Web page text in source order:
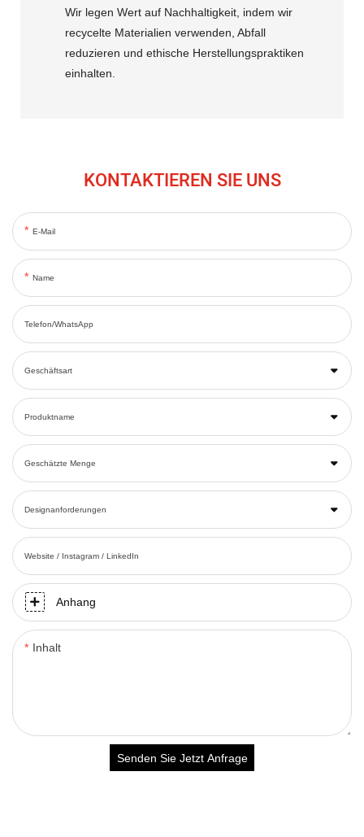
Wir legen Wert auf Nachhaltigkeit, indem wir
recycelte Materialien verwenden, Abfall
reduzieren und ethische Herstellungspraktiken
einhalten.
KONTAKTIEREN SIE UNS
E-Mail
Name
Telefon/WhatsApp
Geschäftsart
Produktname
Geschätzte Menge
Designanforderungen
Website / Instagram / LinkedIn
Anhang
Inhalt
Senden Sie Jetzt Anfrage